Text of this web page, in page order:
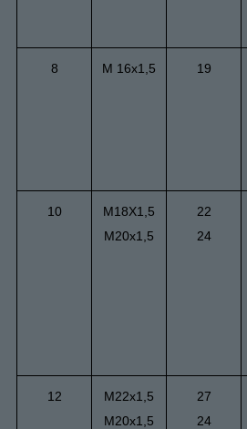
8 М 16х1,5 19
10
М18Х1,5
М20х1,5
22
24
12
М22х1,5
М20х1,5
27
24